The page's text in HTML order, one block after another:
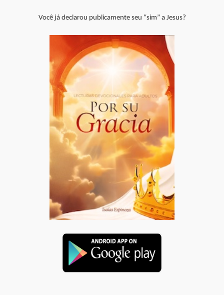
Você já declarou publicamente seu “sim” a Jesus?